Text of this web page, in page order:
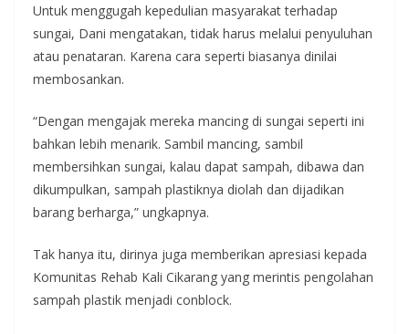
Untuk menggugah kepedulian masyarakat terhadap
sungai, Dani mengatakan, tidak harus melalui penyuluhan
atau penataran. Karena cara seperti biasanya dinilai
membosankan.
“Dengan mengajak mereka mancing di sungai seperti ini
bahkan lebih menarik. Sambil mancing, sambil
membersihkan sungai, kalau dapat sampah, dibawa dan
dikumpulkan, sampah plastiknya diolah dan dijadikan
barang berharga,” ungkapnya.
Tak hanya itu, dirinya juga memberikan apresiasi kepada
Komunitas Rehab Kali Cikarang yang merintis pengolahan
sampah plastik menjadi conblock.